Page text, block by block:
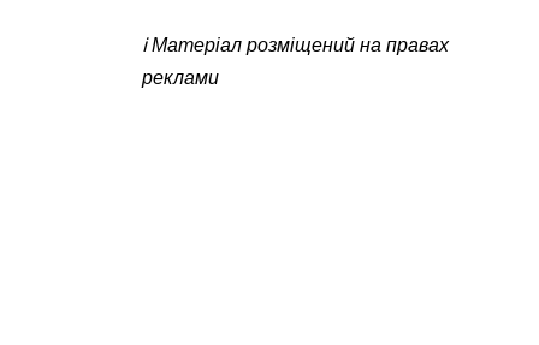
ℹ️ Матеріал розміщений на правах
реклами